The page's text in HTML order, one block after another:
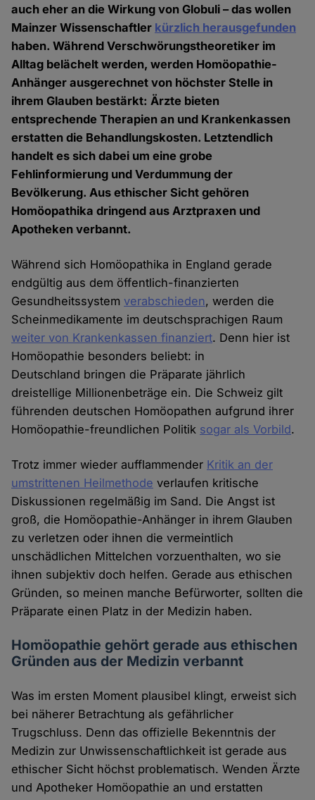
auch eher an die Wirkung von Globuli – das wollen
Mainzer Wissenschaftler kürzlich herausgefunden
haben. Während Verschwörungstheoretiker im
Alltag belächelt werden, werden Homöopathie-
Anhänger ausgerechnet von höchster Stelle in
ihrem Glauben bestärkt: Ärzte bieten
entsprechende Therapien an und Krankenkassen
erstatten die Behandlungskosten. Letztendlich
handelt es sich dabei um eine grobe
Fehlinformierung und Verdummung der
Bevölkerung. Aus ethischer Sicht gehören
Homöopathika dringend aus Arztpraxen und
Apotheken verbannt.
Während sich Homöopathika in England gerade
endgültig aus dem öffentlich-finanzierten
Gesundheitssystemverabschieden, werden die
Scheinmedikamente im deutschsprachigen Raum
weiter von Krankenkassen finanziert. Denn hier ist
Homöopathie besonders beliebt: in
Deutschland bringen die Präparate jährlich
dreistellige Millionenbeträge ein. Die Schweiz gilt
führenden deutschen Homöopathen aufgrund ihrer
Homöopathie-freundlichen Politik sogar als Vorbild.
Trotz immer wieder aufflammender Kritik an der
umstrittenen Heilmethode verlaufen kritische
Diskussionen regelmäßig im Sand. Die Angst ist
groß, die Homöopathie-Anhänger in ihrem Glauben
zu verletzen oder ihnen die vermeintlich
unschädlichen Mittelchen vorzuenthalten, wo sie
ihnen subjektiv doch helfen. Gerade aus ethischen
Gründen, so meinen manche Befürworter, sollten die
Präparate einen Platz in der Medizin haben.
Homöopathie gehört gerade aus ethischen
Gründen aus der Medizin verbannt
Was im ersten Moment plausibel klingt, erweist sich
bei näherer Betrachtung als gefährlicher
Trugschluss. Denn das offizielle Bekenntnis der
Medizin zur Unwissenschaftlichkeit ist gerade aus
ethischer Sicht höchst problematisch. Wenden Ärzte
und Apotheker Homöopathie an und erstatten